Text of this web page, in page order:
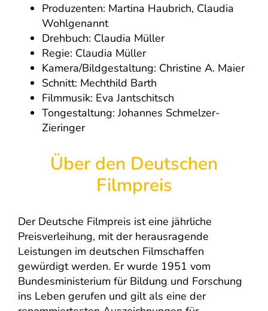
Produzenten: Martina Haubrich, Claudia
Wohlgenannt
Drehbuch: Claudia Müller
Regie: Claudia Müller
Kamera/Bildgestaltung: Christine A. Maier
Schnitt: Mechthild Barth
Filmmusik: Eva Jantschitsch
Tongestaltung: Johannes Schmelzer-
Zieringer
Über den Deutschen
Filmpreis
Der Deutsche Filmpreis ist eine jährliche
Preisverleihung, mit der herausragende
Leistungen im deutschen Filmschaffen
gewürdigt werden. Er wurde 1951 vom
Bundesministerium für Bildung und Forschung
ins Leben gerufen und gilt als eine der